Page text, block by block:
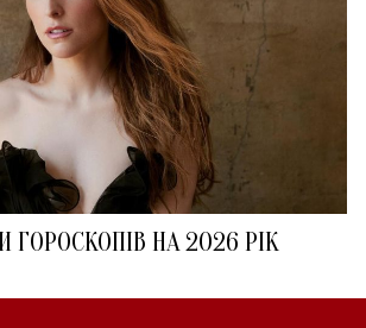
ГОРОСКОПІВ НА 2026 РІК